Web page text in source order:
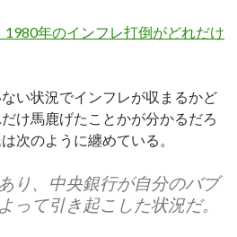
年のインフレ打倒がどれだけ
い状況でインフレが収まるかど
け馬鹿げたことかが分かるだろ
次のように纏めている。
り、中央銀行が自分のバブ
って引き起こした状況だ。